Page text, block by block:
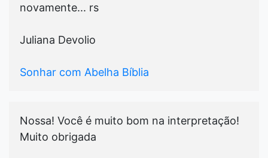
novamente... rs
Juliana Devolio
Sonhar com Abelha Bíblia
Nossa! Você é muito bom na interpretação!
Muito obrigada